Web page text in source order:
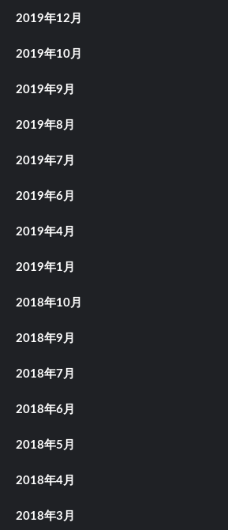
2019年12月
2019年10月
2019年9月
2019年8月
2019年7月
2019年6月
2019年4月
2019年1月
2018年10月
2018年9月
2018年7月
2018年6月
2018年5月
2018年4月
2018年3月